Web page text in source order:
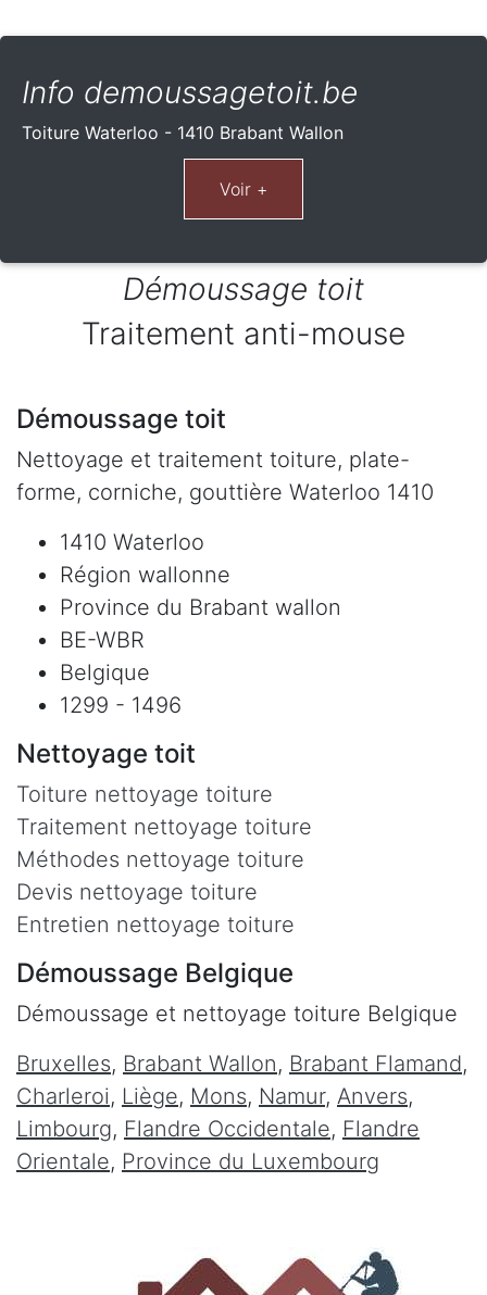
Info demoussagetoit.be
Toiture Waterloo - 1410 Brabant Wallon
Démoussage toit
Traitement anti-mouse
Démoussage toit
Nettoyage et traitement toiture, plate-
forme, corniche, gouttière Waterloo 1410
1410 Waterloo
Région wallonne
Province du Brabant wallon
BE-WBR
Belgique
1299 - 1496
Nettoyage toit
Toiture nettoyage toiture
Traitement nettoyage toiture
Méthodes nettoyage toiture
Devis nettoyage toiture
Entretien nettoyage toiture
Démoussage Belgique
Démoussage et nettoyage toiture Belgique
Bruxelles, Brabant Wallon, Brabant Flamand,
Charleroi, Liège, Mons, Namur, Anvers,
Limbourg, Flandre Occidentale, Flandre
Orientale, Province du Luxembourg